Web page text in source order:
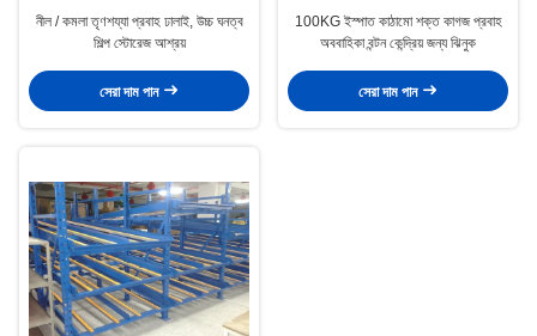
নীল / কমলা তৃণশয্যা প্রবাহ ঢালাই, উচ্চ ঘনত্ব
শিল্প স্টোরেজ আশ্রয়
সেরা দাম পান
100KG ইস্পাত কাঠামো শক্ত কাগজ প্রবাহ
অববাহিকা বন্টন কেন্দ্রিয় জন্য ঝিনুক
সেরা দাম পান